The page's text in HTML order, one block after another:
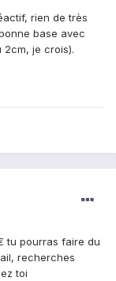
rien de très
base avec
2cm, je crois).
tu pourras faire du
recherches
toi